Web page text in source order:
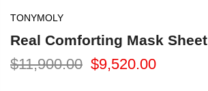
TONYMOLY
Real Comforting Mask Sheet
$11,900.00 $9,520.00